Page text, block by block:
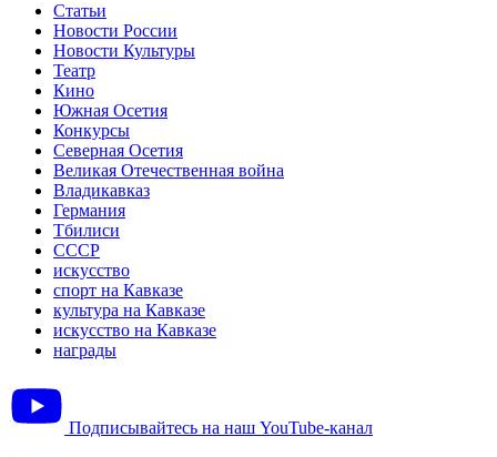
Статьи
Новости России
Новости Культуры
Театр
Кино
Южная Осетия
Конкурсы
Северная Осетия
Великая Отечественная война
Владикавказ
Германия
Тбилиси
СССР
искусство
спорт на Кавказе
культура на Кавказе
искусство на Кавказе
награды
Подписывайтесь на наш YouTube-канал